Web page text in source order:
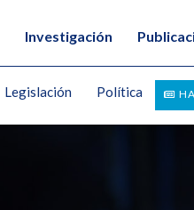
Investigación
Legislación Política